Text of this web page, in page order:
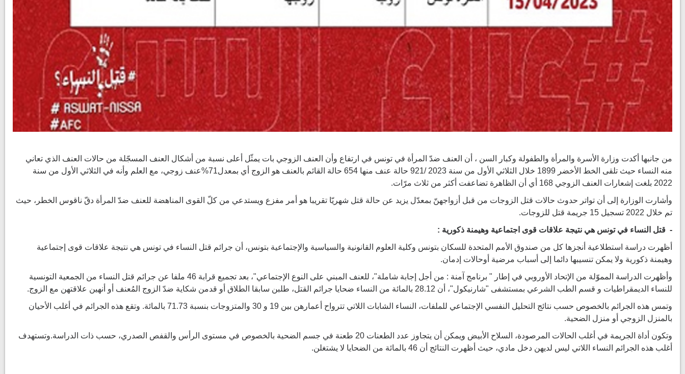
من جانبها أكدت وزارة الأسرة والمرأة والطفولة وكبار السن ، أن العنف ضدّ المرأة في تونس في ارتفاع وأن العنف الزوجي بات يمثّل أعلى نسبة من أشكال العنف المسجّلة من حالات العنف الذي تعاني
منه النساء حيث تلقى الخط الأخضر 1899 خلال الثلاثي الأول من سنة 2023 /921 حالة عنف منها 654 حالة القائم بالعنف هو الزوج أي بمعدل71%عنف زوجي، مع العلم وأنه في الثلاثي الأول من سنة
2022 بلغت إشعارات العنف الزوجي 168 أي أن الظاهرة تضاعفت أكثر من ثلاث مرّات.
وأشارت الوزارة إلى أن تواتر حدوث حالات قتل الزوجات من قبل أزواجهنّ بمعدّل يزيد عن حالة قتل شهريّا تقريبا هو أمر مفزع ويستدعي من كلّ القوى المناهضة للعنف ضدّ المرأة دقّ ناقوس الخطر، حيث
تم خلال 2022 تسجيل 15 جريمة قتل للزوجات.
- قتل النساء في تونس هي نتيجة علاقات قوى اجتماعية وهيمنة ذكورية :
أظهرت دراسة استطلاعية أنجزها كل من صندوق الأمم المتحدة للسكان بتونس وكلية العلوم القانونية والسياسية والإجتماعية بتونس، أن جرائم قتل النساء في تونس هي نتيجة علاقات قوى إجتماعية
وهيمنة ذكورية ولا يمكن تنسيبها دائما إلى أسباب مرضية أوحالات إدمان.
وأظهرت الدراسة المموّلة من الإتحاد الأوروبي في إطار " برنامج آمنة : من أجل إجابة شاملة"، للعنف المبني على النوع الإجتماعي"، بعد تجميع قرابة 46 ملفا عن جرائم قتل النساء من الجمعية التونسية
للنساء الديمقراطيات و قسم الطب الشرعي بمستشفى "شارنيكول"، أن 28.12 بالمائة من النساء ضحايا جرائم القتل، طلبن سابقا الطلاق أو قدمن شكاية ضدّ الزوج المُعنف أو أنهين علاقتهن مع الزوج.
وتمس هذه الجرائم بالخصوص حسب نتائج التحليل النفسي الإجتماعي للملفات، النساء الشابات اللاتي تترواح أعمارهن بين 19 و 30 والمتزوجات بنسبة 71.73 بالمائة. وتقع هذه الجرائم في أغلب الأحيان
بالمنزل الزوجي أو منزل الضحية.
وتكون أداة الجريمة في أغلب الحالات المرصودة، السلاح الأبيض ويمكن أن يتجاوز عدد الطعنات 20 طعنة في جسم الضحية بالخصوص في مستوى الرأس والقفص الصدري، حسب ذات الدراسة.وتستهدف
أغلب هذه الجرائم النساء اللاتي ليس لديهن دخل مادي، حيث أظهرت النتائج أن 46 بالمائة من الضحايا لا يشتغلن.